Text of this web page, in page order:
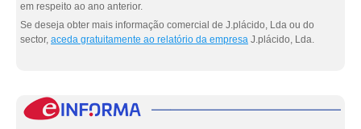
em respeito ao ano anterior.
Se deseja obter mais informação comercial de J.plácido, Lda ou do
sector, aceda gratuitamente ao relatório da empresa J.plácido, Lda.